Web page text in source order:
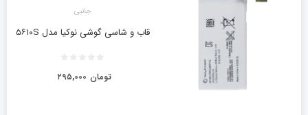
جانبی
قاب و شاسی گوشی نوکیا مدل ۵۶۱۰S
۲۹۵,۰۰۰ تومان